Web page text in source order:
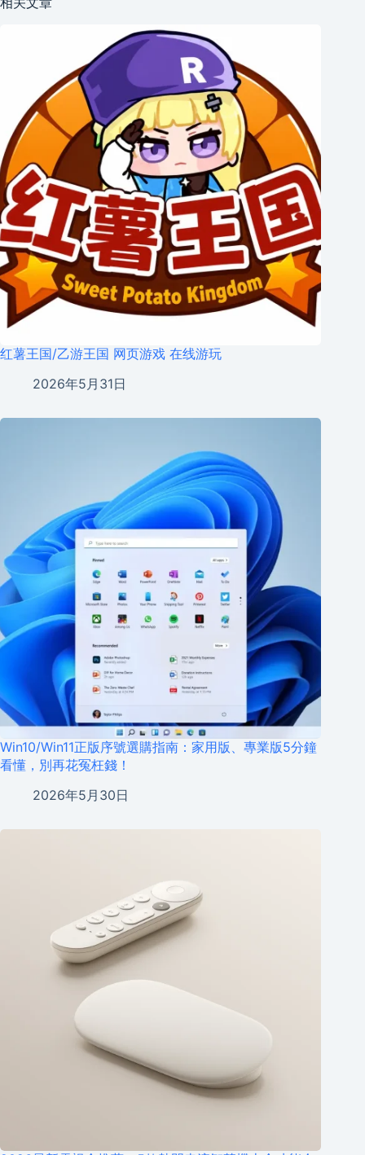
红薯王国/乙游王国 网页游戏 在线游玩
2026年5月31日
Win10/Win11正版序號選購指南：家用版、專業版5分鐘
看懂，別再花冤枉錢！
2026年5月30日